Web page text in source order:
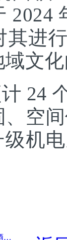
2024
其进
文
24
、空
机
前一篇：九部门：春节期间组织连锁酒店、精品民宿等推出优惠措施